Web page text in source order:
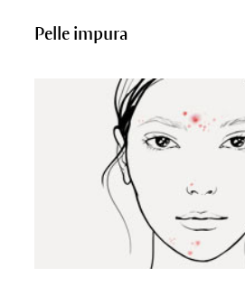
Pelle impura